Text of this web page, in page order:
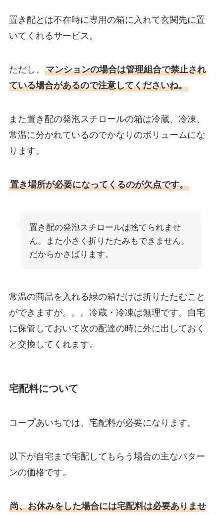
置き配とは不在時に専用の箱に入れて玄関先に置
いてくれるサービス。
ただし、 マンションの場合は管理組合で禁止され
ている場合があるので注意してくださいね。
また置き配の発泡スチロールの箱は冷蔵、冷凍、
常温に分かれているのでかなりのボリュームにな
ります。
置き場所が必要になってくるのが欠点です。
置き配の発泡スチロールは捨てられませ
ん。また小さく折りたたみもできません。
だからかさばります。
常温の商品を入れる緑の箱だけは折りたたむこと
ができますが。。。冷蔵・冷凍は無理です。自宅
に保管しておいて次の配達の時に外に出しておく
と交換してくれます。
宅配料について
コープあいちでは、宅配料が必要になります。
以下が自宅まで宅配してもらう場合の主なパター
ンの価格です。
尚、お休みをした場合には宅配料は必要ありませ